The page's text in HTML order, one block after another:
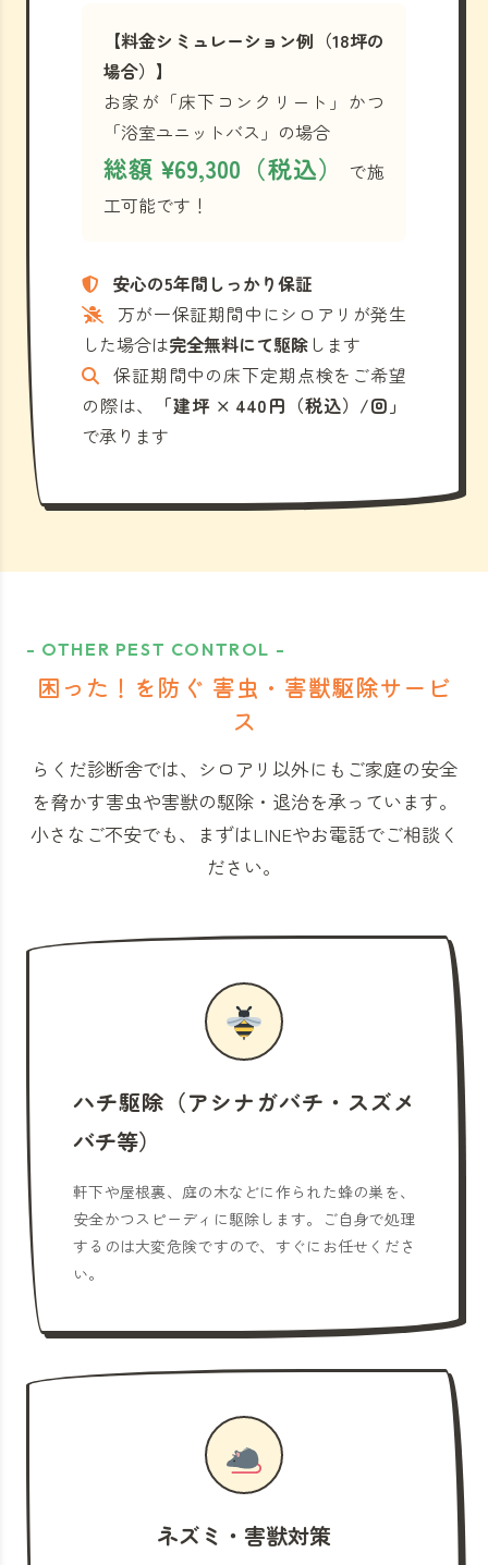
【料金シミュレーション例（18坪の
場合）】
お家が「床下コンクリート」かつ
「浴室ユニットバス」の場合
総額 ¥69,300（税込）
で施
工可能です！
安心の5年間しっかり保証
万が一保証期間中にシロアリが発生
した場合は完全無料にて駆除 します
保証期間中の床下定期点検をご希望
の際は、
「建坪 × 440円（税込）/回」
で承ります
- OTHER PEST CONTROL -
困った！を防ぐ 害虫・害獣駆除サービ
ス
らくだ診断舎では、シロアリ以外にもご家庭の安全
を脅かす害虫や害獣の駆除・退治を承っています。
小さなご不安でも、まずはLINEやお電話でご相談く
ださい。
ハチ駆除（アシナガバチ・スズメ
バチ等）
軒下や屋根裏、庭の木などに作られた蜂の巣を、
安全かつスピーディに駆除します。ご自身で処理
するのは大変危険ですので、すぐにお任せくださ
い。
ネズミ・害獣対策